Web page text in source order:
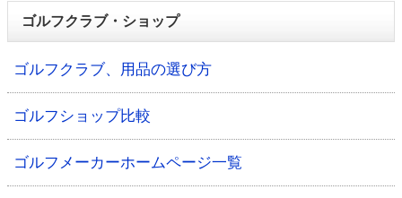
ゴルフクラブ・ショップ
ゴルフクラブ、用品の選び方
ゴルフショップ比較
ゴルフメーカーホームページ一覧